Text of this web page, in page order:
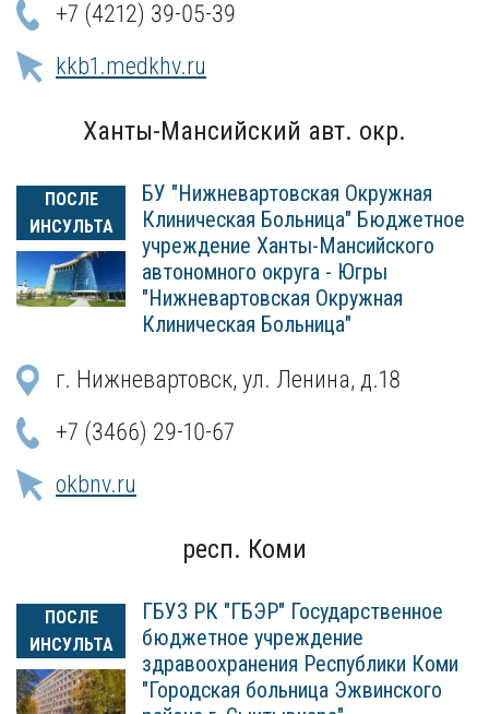
+7 (4212) 39-05-39
kkb1.medkhv.ru
Ханты-Мансийский авт. окр.
ПОСЛЕ
ИНСУЛЬТА
БУ "Нижневартовская Окружная
Клиническая Больница" Бюджетное
учреждение Ханты-Мансийского
автономного округа - Югры
"Нижневартовская Окружная
Клиническая Больница"
г. Нижневартовск, ул. Ленина, д.18
+7 (3466) 29-10-67
okbnv.ru
респ. Коми
ПОСЛЕ
ИНСУЛЬТА
ГБУЗ РК "ГБЭР" Государственное
бюджетное учреждение
здравоохранения Республики Коми
"Городская больница Эжвинского